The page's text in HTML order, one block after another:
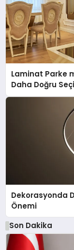
Laminat Parke
Daha Doğru
Dekorasyonda
Önemi
Son Dakika